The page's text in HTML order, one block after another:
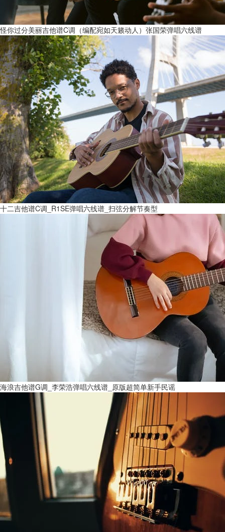
怪你过分美丽吉他谱C调（编配宛如天籁动人）张国荣弹唱六线谱
十二吉他谱C调_R1SE弹唱六线谱_扫弦分解节奏型
海浪吉他谱G调_李荣浩弹唱六线谱_原版超简单新手民谣